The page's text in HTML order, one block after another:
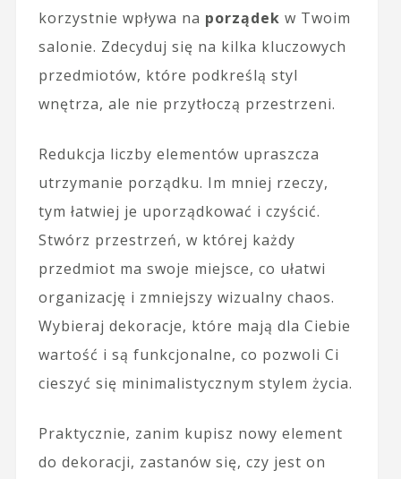
korzystnie wpływa na porządek w Twoim
salonie. Zdecyduj się na kilka kluczowych
przedmiotów, które podkreślą styl
wnętrza, ale nie przytłoczą przestrzeni.
Redukcja liczby elementów upraszcza
utrzymanie porządku. Im mniej rzeczy,
tym łatwiej je uporządkować i czyścić.
Stwórz przestrzeń, w której każdy
przedmiot ma swoje miejsce, co ułatwi
organizację i zmniejszy wizualny chaos.
Wybieraj dekoracje, które mają dla Ciebie
wartość i są funkcjonalne, co pozwoli Ci
cieszyć się minimalistycznym stylem życia.
Praktycznie, zanim kupisz nowy element
do dekoracji, zastanów się, czy jest on